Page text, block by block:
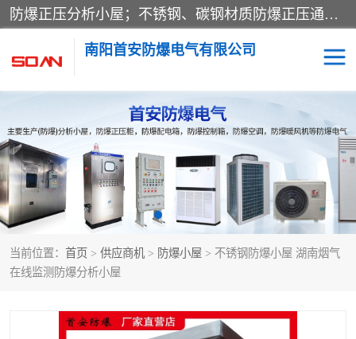
防爆正压分析小屋；不锈钢、碳钢材质防爆正压通风柜，分上下、左右、外挂三种款式；立式、挂式防爆配电柜体；不锈钢、碳钢防爆变频、磁力、星三角启动器；不锈钢、碳钢、铸铝防爆控制箱柜；可操作按键、多块式防爆仪表箱；多材质防爆接线箱；台式防爆电脑、防爆监视器。产品适配石油、化工、煤炭、电力、纺织、酿酒、航天、铁路、冶金、船舶、消防、市政等多行业工况使用。
南阳首安防爆电气有限公司
当前位置： 首页 > 供应商机 > 防爆小屋 > 不锈钢防爆小屋 湖南烟气
在线监测防爆分析小屋
防爆小屋 防爆正压柜
防爆空调 防爆配电箱
防爆控制箱 防爆接线箱
防爆操作柱 防爆监视显示器